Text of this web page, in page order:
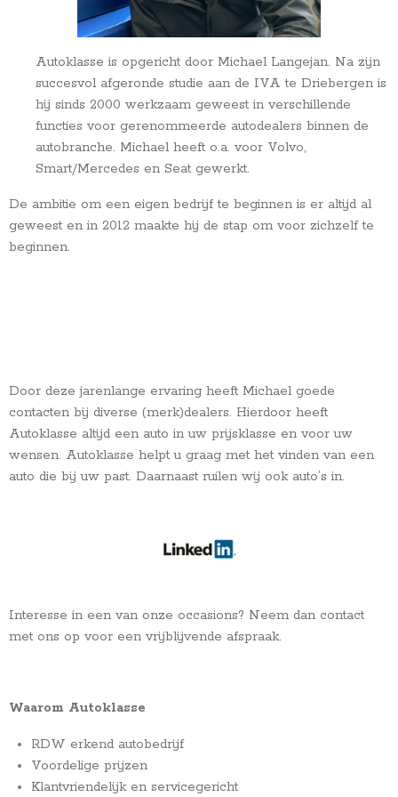
Autoklasse is opgericht door Michael Langejan. Na zijn
succesvol afgeronde studie aan de IVA te Driebergen is
hij sinds 2000 werkzaam geweest in verschillende
functies voor gerenommeerde autodealers binnen de
autobranche. Michael heeft o.a. voor Volvo,
Smart/Mercedes en Seat gewerkt.
De ambitie om een eigen bedrijf te beginnen is er altijd al
geweest en in 2012 maakte hij de stap om voor zichzelf te
beginnen.
Door deze jarenlange ervaring heeft Michael goede
contacten bij diverse (merk)dealers. Hierdoor heeft
Autoklasse altijd een auto in uw prijsklasse en voor uw
wensen. Autoklasse helpt u graag met het vinden van een
auto die bij uw past. Daarnaast ruilen wij ook auto’s in.
Interesse in een van onze occasions? Neem dan contact
met ons op voor een vrijblijvende afspraak.
Waarom Autoklasse
RDW erkend autobedrijf
Voordelige prijzen
Klantvriendelijk en servicegericht